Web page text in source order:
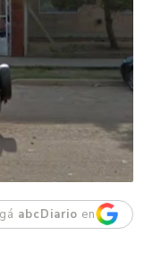
abcDiario en